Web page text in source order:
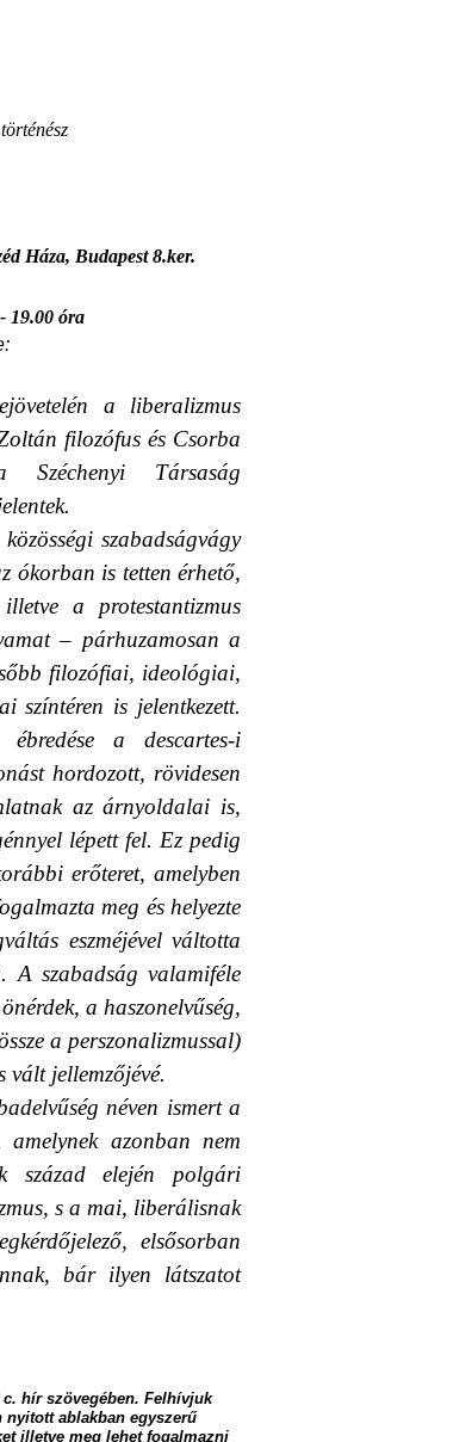
történész
Háza, Budapest 8.ker.
19.00 óra
a liberalizmus
filozófus és Csorba
Széchenyi Társaság
szabadságvágy
ókorban is tetten érhető,
a protestantizmus
– párhuzamosan a
filozófiai, ideológiai,
színtéren is jelentkezett.
a descartes-i
hordozott, rövidesen
az árnyoldalai is,
lépett fel. Ez pedig
erőteret, amelyben
meg és helyezte
eszméjével váltotta
A szabadság valamiféle
a haszonelvűség,
a perszonalizmussal)
vált jellemzőjévé.
néven ismert a
amelynek azonban nem
század elején polgári
s a mai, liberálisnak
elsősorban
bár ilyen látszatot
hír szövegében. Felhívjuk
nyitott ablakban egyszerű
illetve meg lehet fogalmazni